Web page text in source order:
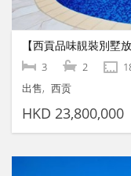
3 2
出售
西贡
HKD 23,800,000